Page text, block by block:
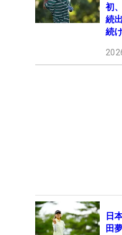
初
続
続
日
田